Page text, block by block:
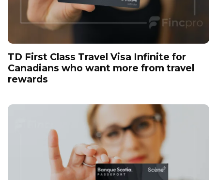
TD First Class Travel Visa Infinite for
Canadians who want more from travel
rewards